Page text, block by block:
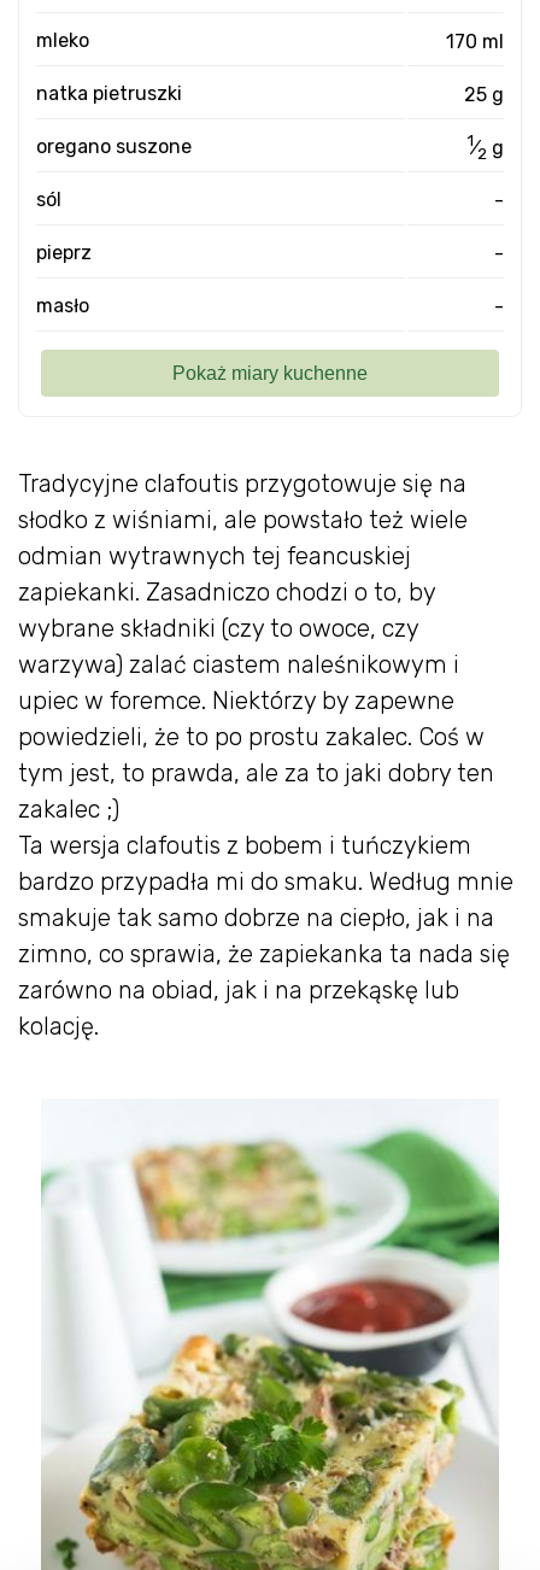
Tradycyjne clafoutis przygotowuje się na
słodko z wiśniami, ale powstało też wiele
odmian wytrawnych tej feancuskiej
zapiekanki. Zasadniczo chodzi o to, by
wybrane składniki (czy to owoce, czy
warzywa) zalać ciastem naleśnikowym i
upiec w foremce. Niektórzy by zapewne
powiedzieli, że to po prostu zakalec. Coś w
tym jest, to prawda, ale za to jaki dobry ten
zakalec ;)
Ta wersja clafoutis z bobem i tuńczykiem
bardzo przypadła mi do smaku. Według mnie
smakuje tak samo dobrze na ciepło, jak i na
zimno, co sprawia, że zapiekanka ta nada się
zarówno na obiad, jak i na przekąskę lub
kolację.
mleko 170 ml
natka pietruszki 25 g
oregano suszone 1⁄2 g
sól -
pieprz -
masło -